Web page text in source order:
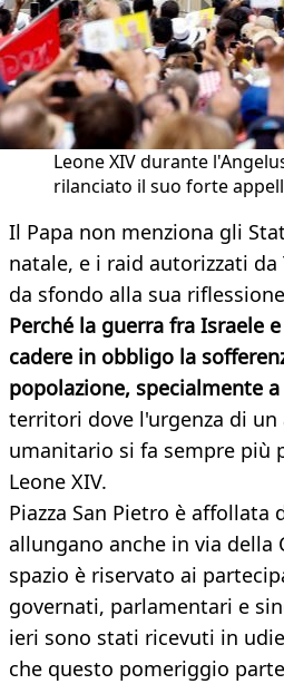
Leone XIV durante
rilanciato il suo forte
Il Papa non menziona gli
natale, e i raid autorizzati
da sfondo alla sua
Perché la guerra fra Israele
cadere in obbligo la
popolazione, specialmente a
territori dove l'urgenza di
umanitario si fa sempre più
Leone XIV.
Piazza San Pietro è affollata
allungano anche in via della
spazio è riservato ai
governati, parlamentari e
ieri sono stati ricevuti in
che questo pomeriggio